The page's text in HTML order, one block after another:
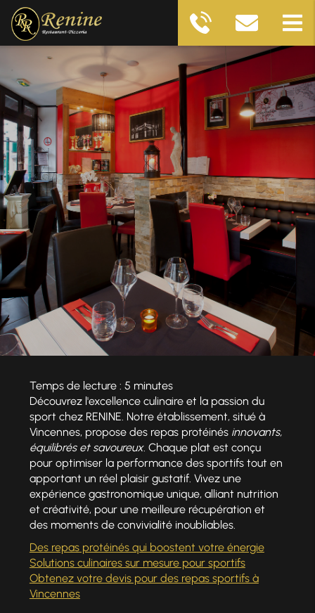
Temps de lecture : 5 minutes
Découvrez l'excellence culinaire et la passion du
sport chez RENINE. Notre établissement, situé à
Vincennes, propose des repas protéinés innovants,
équilibrés et savoureux. Chaque plat est conçu
pour optimiser la performance des sportifs tout en
apportant un réel plaisir gustatif. Vivez une
expérience gastronomique unique, alliant nutrition
et créativité, pour une meilleure récupération et
des moments de convivialité inoubliables.
Des repas protéinés qui boostent votre énergie
Solutions culinaires sur mesure pour sportifs
Obtenez votre devis pour des repas sportifs à
Vincennes